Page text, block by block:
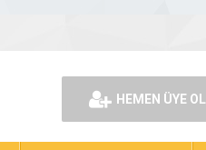
HEMEN ÜYE OL